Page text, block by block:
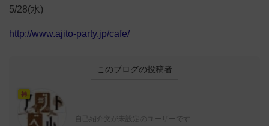
5/28(水)
http://www.ajito-party.jp/cafe/
このブログの投稿者
神
自己紹介文が未設定のユーザーです